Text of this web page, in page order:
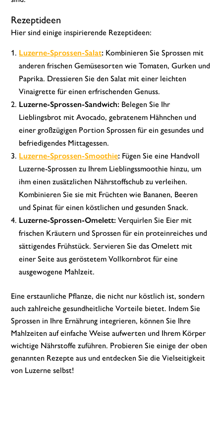
Rezeptideen
Hier sind einige inspirierende Rezeptideen:
Luzerne-Sprossen-Salat: Kombinieren Sie Sprossen mit
anderen frischen Gemüsesorten wie Tomaten, Gurken und
Paprika. Dressieren Sie den Salat mit einer leichten
Vinaigrette für einen erfrischenden Genuss.
Luzerne-Sprossen-Sandwich: Belegen Sie Ihr
Lieblingsbrot mit Avocado, gebratenem Hähnchen und
einer großzügigen Portion Sprossen für ein gesundes und
befriedigendes Mittagessen.
Luzerne-Sprossen-Smoothie: Fügen Sie eine Handvoll
Luzerne-Sprossen zu Ihrem Lieblingssmoothie hinzu, um
ihm einen zusätzlichen Nährstoffschub zu verleihen.
Kombinieren Sie sie mit Früchten wie Bananen, Beeren
und Spinat für einen köstlichen und gesunden Snack.
Luzerne-Sprossen-Omelett: Verquirlen Sie Eier mit
frischen Kräutern und Sprossen für ein proteinreiches und
sättigendes Frühstück. Servieren Sie das Omelett mit
einer Seite aus geröstetem Vollkornbrot für eine
ausgewogene Mahlzeit.
Eine erstaunliche Pflanze, die nicht nur köstlich ist, sondern
auch zahlreiche gesundheitliche Vorteile bietet. Indem Sie
Sprossen in Ihre Ernährung integrieren, können Sie Ihre
Mahlzeiten auf einfache Weise aufwerten und Ihrem Körper
wichtige Nährstoffe zuführen. Probieren Sie einige der oben
genannten Rezepte aus und entdecken Sie die Vielseitigkeit
von Luzerne selbst!